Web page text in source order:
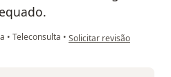
• Teleconsulta • na opinião do utilizador
Solicitar revisão